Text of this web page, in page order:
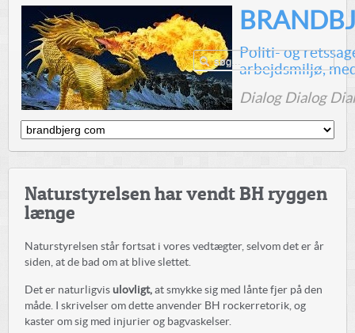
Politi- og
arbejdsmiljø,
Dialog Dialog
Naturstyrelsen har vendt BH ryggen
længe
Naturstyrelsen står fortsat i vores vedtægter, selvom det er år
siden, at de bad om at blive slettet.
Det er naturligvis ulovligt,at smykke sig med lånte fjer på den
måde. I skrivelser om dette anvender BH rockerretorik, og
kaster om sig med injurier og bagvaskelser.